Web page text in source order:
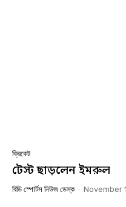
ক্রিকেট
টেস্ট ছাড়লেন ইমরুল
বিডি স্পোর্টস নিউজ ডেস্ক - November